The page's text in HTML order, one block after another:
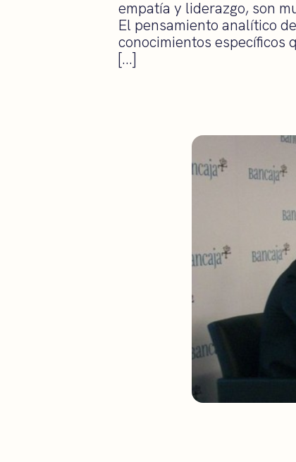
empatía y liderazgo, son
El pensamiento analítico
conocimientos específicos
[…]